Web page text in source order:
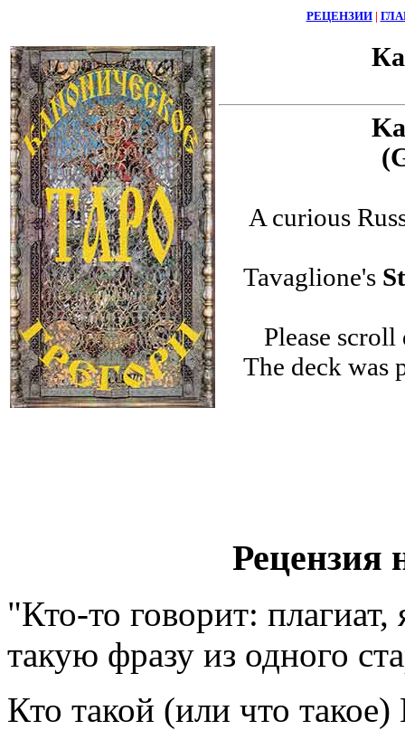
РЕЦЕНЗИИ|
A curious
Tavaglione's
Please
The deck was
Рецензия
"Кто-то говорит:
такую фразу из одного
Кто такой (или что